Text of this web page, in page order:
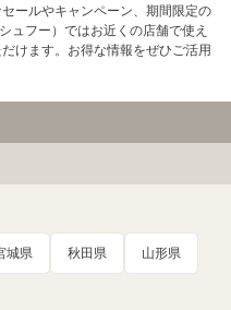
ールやキャンペーン、期間限定の
ュフー）ではお近くの店舗で使え
けます。お得な情報をぜひご活用
城県 秋田県 山形県